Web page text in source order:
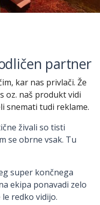
partner
kar nas privlači. Že
oz. naš produkt vidi
snemati tudi reklame.
živali so tisti
se obrne vsak. Tu
super končnega
ekipa ponavadi zelo
redko vidijo.